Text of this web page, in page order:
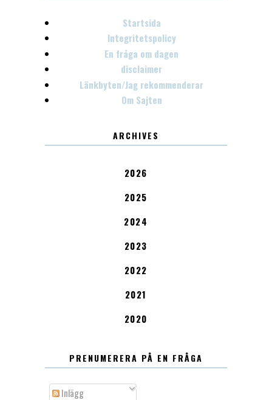
Startsida
Integritetspolicy
En fråga om dagen
disclaimer
Länkbyten/Jag rekommenderar
Om Sajten
ARCHIVES
2026
2025
2024
2023
2022
2021
2020
PRENUMERERA PÅ EN FRÅGA
Inlägg